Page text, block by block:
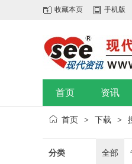
收藏本页 手机版
首页 资讯
首页 > 下载 >
分类 全部